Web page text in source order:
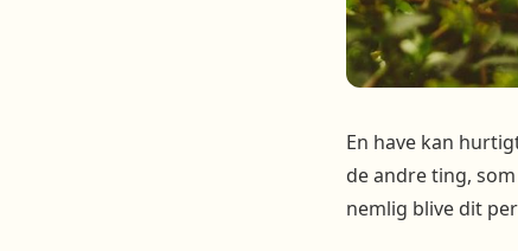
En have kan
de andre ting,
nemlig blive dit